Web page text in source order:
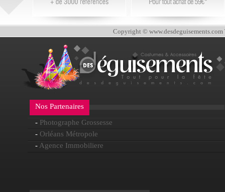
Copyright © www.desdeguisements.com
Nos Partenaires
- Photographe Grossesse
- Orléans Métropole
- Agence Immobiliere